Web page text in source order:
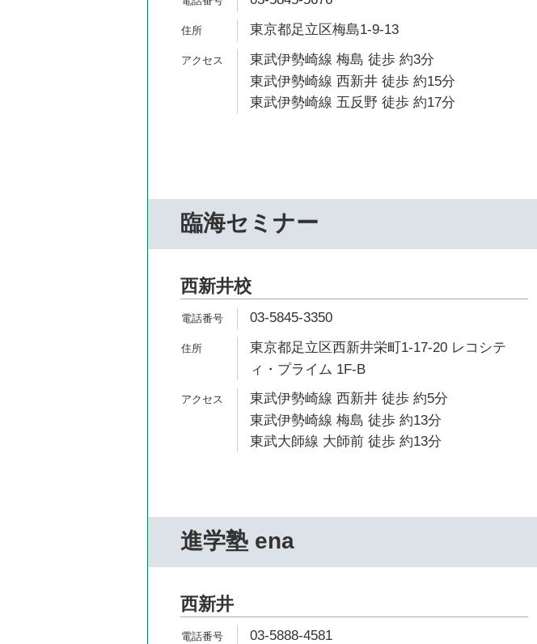
東京都足立区梅島1-9-13
東武伊勢崎線 梅島 徒歩 約3分
東武伊勢崎線 西新井 徒歩 約15分
東武伊勢崎線 五反野 徒歩 約17分
臨海セミナー
西新井校
03-5845-3350
東京都足立区西新井栄町1-17-20 レコシテ
ィ・プライム 1F-B
東武伊勢崎線 西新井 徒歩 約5分
東武伊勢崎線 梅島 徒歩 約13分
東武大師線 大師前 徒歩 約13分
進学塾 ena
西新井
03-5888-4581